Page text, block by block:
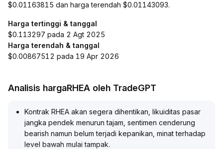
$0.01163815 dan harga terendah $0.01143093.
Harga tertinggi & tanggal
$0.113297 pada 2 Agt 2025
Harga terendah & tanggal
$0.00867512 pada 19 Apr 2026
Analisis hargaRHEA oleh TradeGPT
Kontrak RHEA akan segera dihentikan, likuiditas pasar
jangka pendek menurun tajam, sentimen cenderung
bearish namun belum terjadi kepanikan, minat terhadap
level bawah mulai tampak.